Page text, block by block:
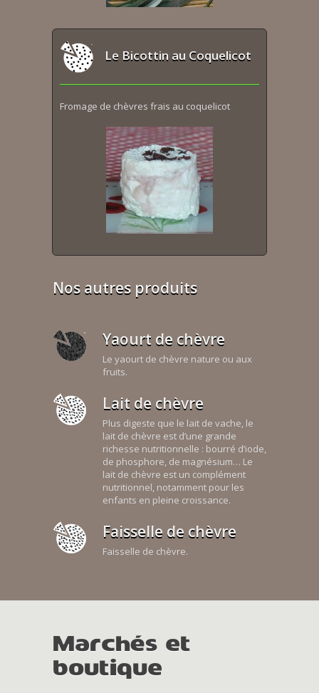
Le Bicottin au Coquelicot
Fromage de chèvres frais au coquelicot
Nos autres produits
Yaourt de chèvre
Le yaourt de chèvre nature ou aux
fruits.
Lait de chèvre
Plus digeste que le lait de vache, le
lait de chèvre est d’une grande
richesse nutritionnelle : bourré d’iode,
de phosphore, de magnésium… Le
lait de chèvre est un complément
nutritionnel, notamment pour les
enfants en pleine croissance.
Faisselle de chèvre
Faisselle de chèvre.
Marchés et
boutique